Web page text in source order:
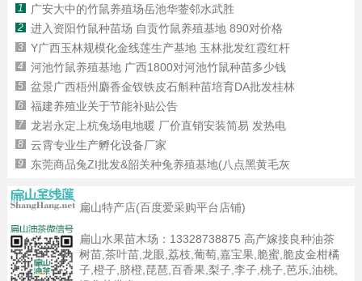
1 广安大中的竹鼠养殖场岳池华蓥邻水武胜
2 进入资阳竹鼠种苗场 自贡竹鼠养殖基地 890对价格
3 Y广西玉林规模化金线莲生产基地 玉林批发红霞红杆
4 河池竹鼠养殖基地 广西1800对河池竹鼠种苗多少钱
5 盆景广西梧州麝香金钗铁皮石斛种苗培育DA批发桂林
6 福建养殖业关于节能补贴公告
7 龙岩永定上杭兔场电地暖 厂价直销安装简易 发热电
8 云霄专业生产孵化设备厂家
9 东莞商品兔ZI批发&韶关种兔养殖基地(八点黑黄毛灰
扁山特产店(百度爱采购平台店铺)
扁山水果苗木场： 13328738875 高产嫁接良种油茶
树苗,茶叶苗,龙眼,荔枝,葡萄,嘉宝果,脆蜜,脆皮金柑橘
子,橙子,脐橙,琵琶,百香果,梨子,李子,桃子,芭乐,油桃,